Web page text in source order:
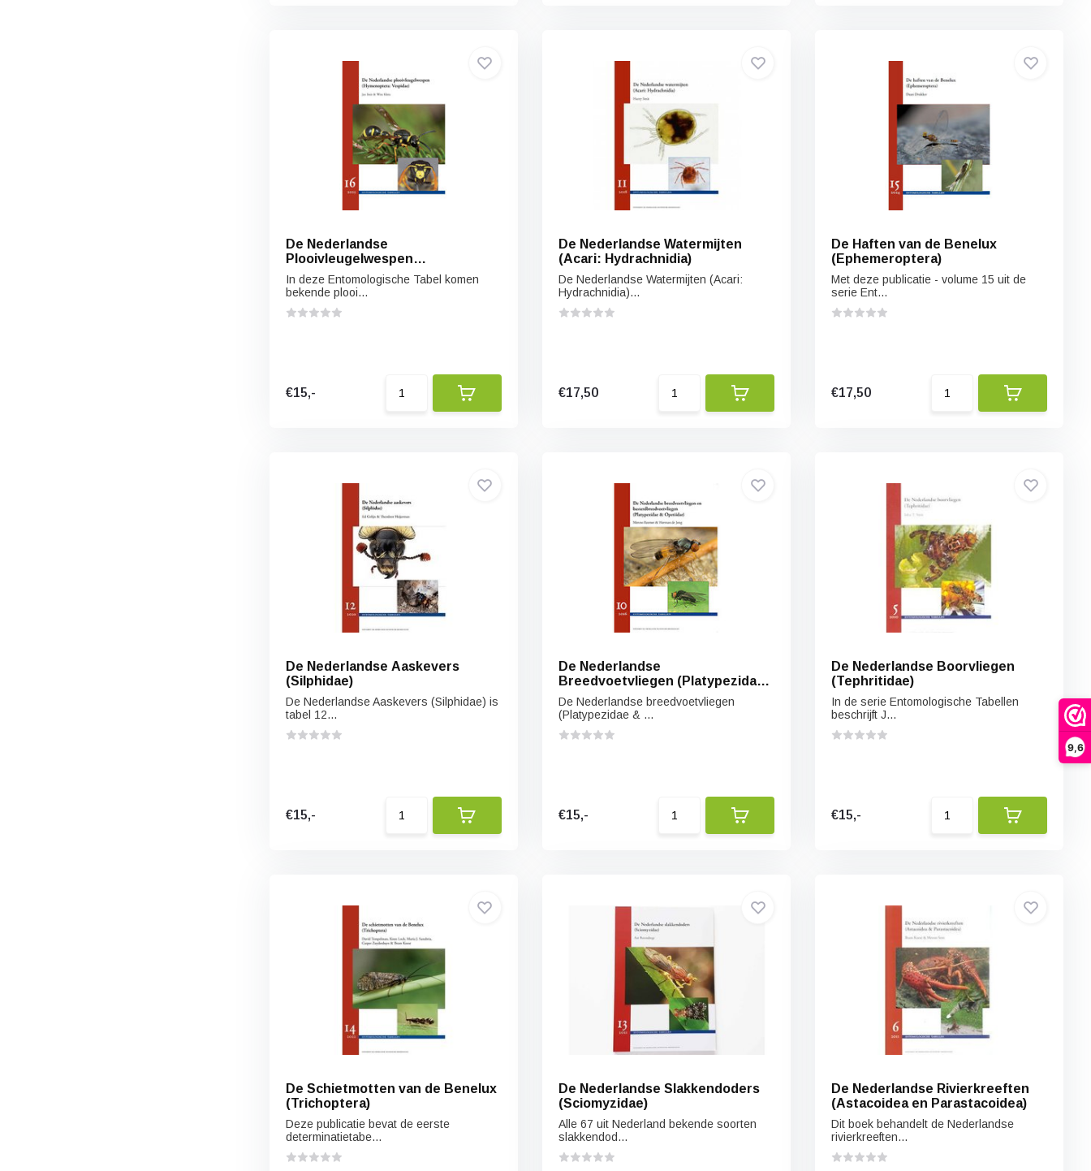
9,6
De Nederlandse
Plooivleugelwespen
(Hymenoptera: Vespidae)
In deze Entomologische Tabel komen
bekende plooi...
€15,-
De Nederlandse Watermijten
(Acari: Hydrachnidia)
De Nederlandse Watermijten (Acari:
Hydrachnidia)...
€17,50
De Haften van de Benelux
(Ephemeroptera)
Met deze publicatie - volume 15 uit de
serie Ent...
€17,50
De Nederlandse Aaskevers
(Silphidae)
De Nederlandse Aaskevers (Silphidae) is
tabel 12...
€15,-
De Nederlandse
Breedvoetvliegen (Platypezidae
& Opetiidae)
De Nederlandse breedvoetvliegen
(Platypezidae & ...
€15,-
De Nederlandse Boorvliegen
(Tephritidae)
In de serie Entomologische Tabellen
beschrijft J...
€15,-
De Schietmotten van de Benelux
(Trichoptera)
Deze publicatie bevat de eerste
determinatietabe...
De Nederlandse Slakkendoders
(Sciomyzidae)
Alle 67 uit Nederland bekende soorten
slakkendod...
De Nederlandse Rivierkreeften
(Astacoidea en Parastacoidea)
Dit boek behandelt de Nederlandse
rivierkreeften...